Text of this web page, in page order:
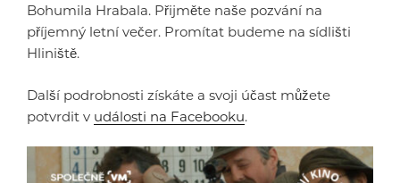
Bohumila Hrabala. Přijměte naše pozvání na
příjemný letní večer. Promítat budeme na sídlišti
Hliniště.
Další podrobnosti získáte a svoji účast můžete
potvrdit v události na Facebooku.